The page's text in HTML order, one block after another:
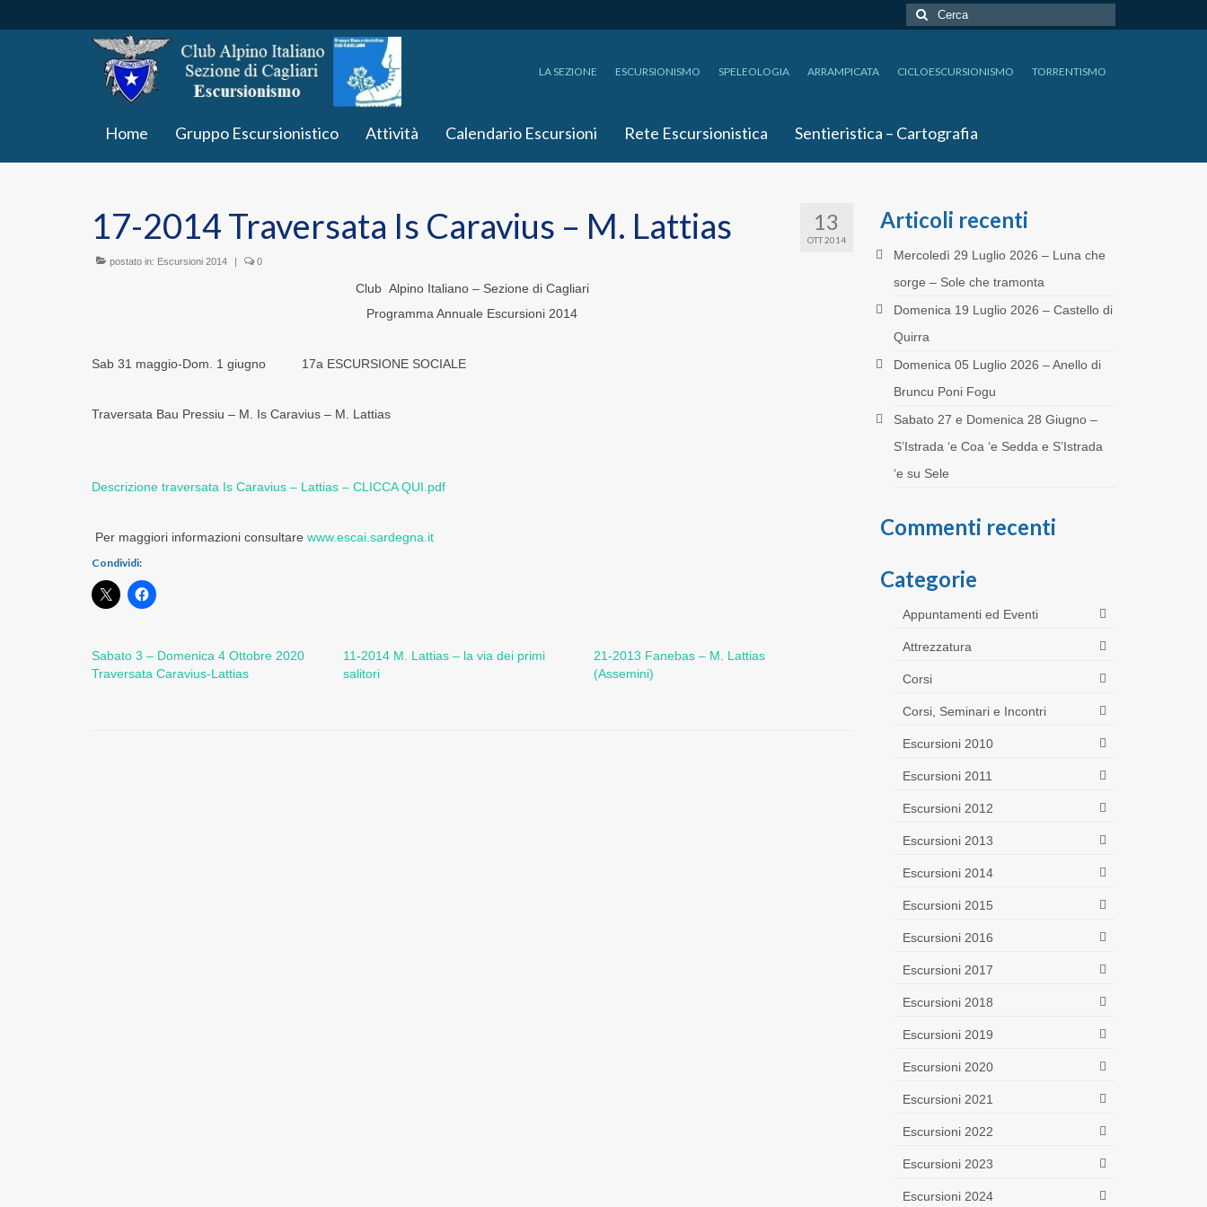
Cerca:
LA SEZIONE ESCURSIONISMO SPELEOLOGIA ARRAMPICATA CICLOESCURSIONISMO TORRENTISMO
Home Gruppo Escursionistico Attività Calendario Escursioni Rete Escursionistica Sentieristica – Cartografia
13
OTT 2014
17-2014 Traversata Is Caravius – M. Lattias
postato in: Escursioni 2014 | 0
Club Alpino Italiano – Sezione di Cagliari
Programma Annuale Escursioni 2014
Sab 31 maggio-Dom. 1 giugno 17a ESCURSIONE SOCIALE
Traversata Bau Pressiu – M. Is Caravius – M. Lattias
Descrizione traversata Is Caravius – Lattias – CLICCA QUI.pdf
Per maggiori informazioni consultare www.escai.sardegna.it
Condividi:
Sabato 3 – Domenica 4 Ottobre 2020
Traversata Caravius-Lattias
11-2014 M. Lattias – la via dei primi
salitori
21-2013 Fanebas – M. Lattias
(Assemini)
Articoli recenti
Mercoledì 29 Luglio 2026 – Luna che
sorge – Sole che tramonta
Domenica 19 Luglio 2026 – Castello di
Quirra
Domenica 05 Luglio 2026 – Anello di
Bruncu Poni Fogu
Sabato 27 e Domenica 28 Giugno –
S’Istrada ‘e Coa ‘e Sedda e S’Istrada
‘e su Sele
Commenti recenti
Categorie
Appuntamenti ed Eventi
Attrezzatura
Corsi
Corsi, Seminari e Incontri
Escursioni 2010
Escursioni 2011
Escursioni 2012
Escursioni 2013
Escursioni 2014
Escursioni 2015
Escursioni 2016
Escursioni 2017
Escursioni 2018
Escursioni 2019
Escursioni 2020
Escursioni 2021
Escursioni 2022
Escursioni 2023
Escursioni 2024